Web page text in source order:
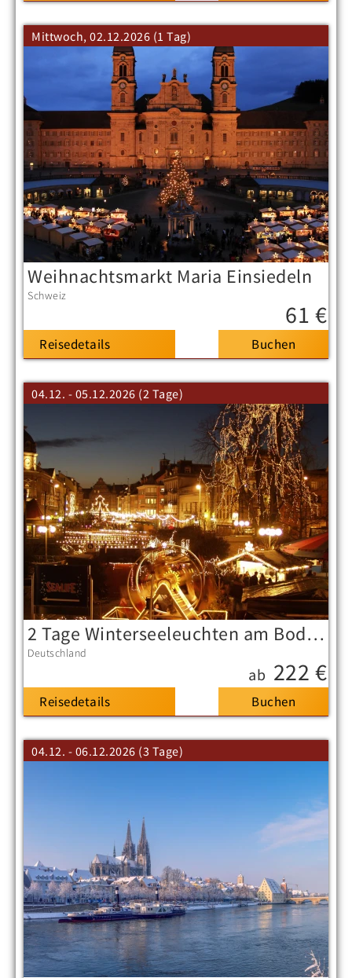
Mittwoch, 02.12.2026 (1 Tag)
Weihnachtsmarkt Maria Einsiedeln
Schweiz
61 €
Reisedetails
04.12. - 05.12.2026 (2 Tage)
2 Tage Winterseeleuchten am Bodensee
Deutschland
ab 222 €
Reisedetails
04.12. - 06.12.2026 (3 Tage)